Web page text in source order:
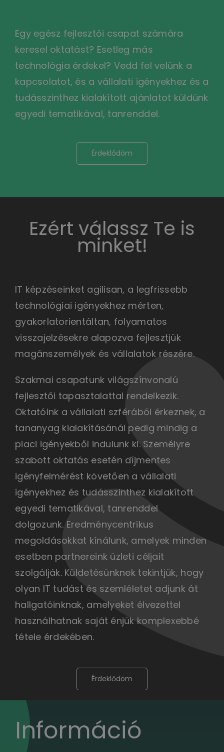
Egy egész fejlesztői csapat számára
keresel oktatást? Esetleg más
technológia érdekel? Vedd fel velünk a
kapcsolatot, és a vállalati igényekhez és a
tudásszinthez kialakított ajánlatot küldünk
egyedi tematikával, tanrenddel.
Érdeklődöm
Ezért válassz Te is
minket!
IT képzéseinket agilisan, a legfrissebb
technológiai igényekhez mérten,
gyakorlatorientáltan, folyamatos
visszajelzésekre alapozva fejlesztjük
magánszemélyek és vállalatok részére.
Szakmai csapatunk világszínvonalú
fejlesztői tapasztalattal rendelkezik.
Oktatóink a vállalati szférából érkeznek, a
tananyag kialakításánál pedig mindig a
piaci igényekből indulunk ki. Személyre
szabott oktatás esetén díjmentes
igényfelmérést követően a vállalati
igényekhez és tudásszinthez kialakított
egyedi tematikával, tanrenddel
dolgozunk. Eredménycentrikus
megoldásokkat kínálunk, amelyek minden
esetben partnereink üzleti céljait
szolgálják. Küldetésünknek tekintjük, hogy
olyan IT tudást és szemléletet adjunk át
hallgatóinknak, amelyeket élvezettel
használhatnak saját énjük komplexebbé
tétele érdekében.
Érdeklődöm
Információ